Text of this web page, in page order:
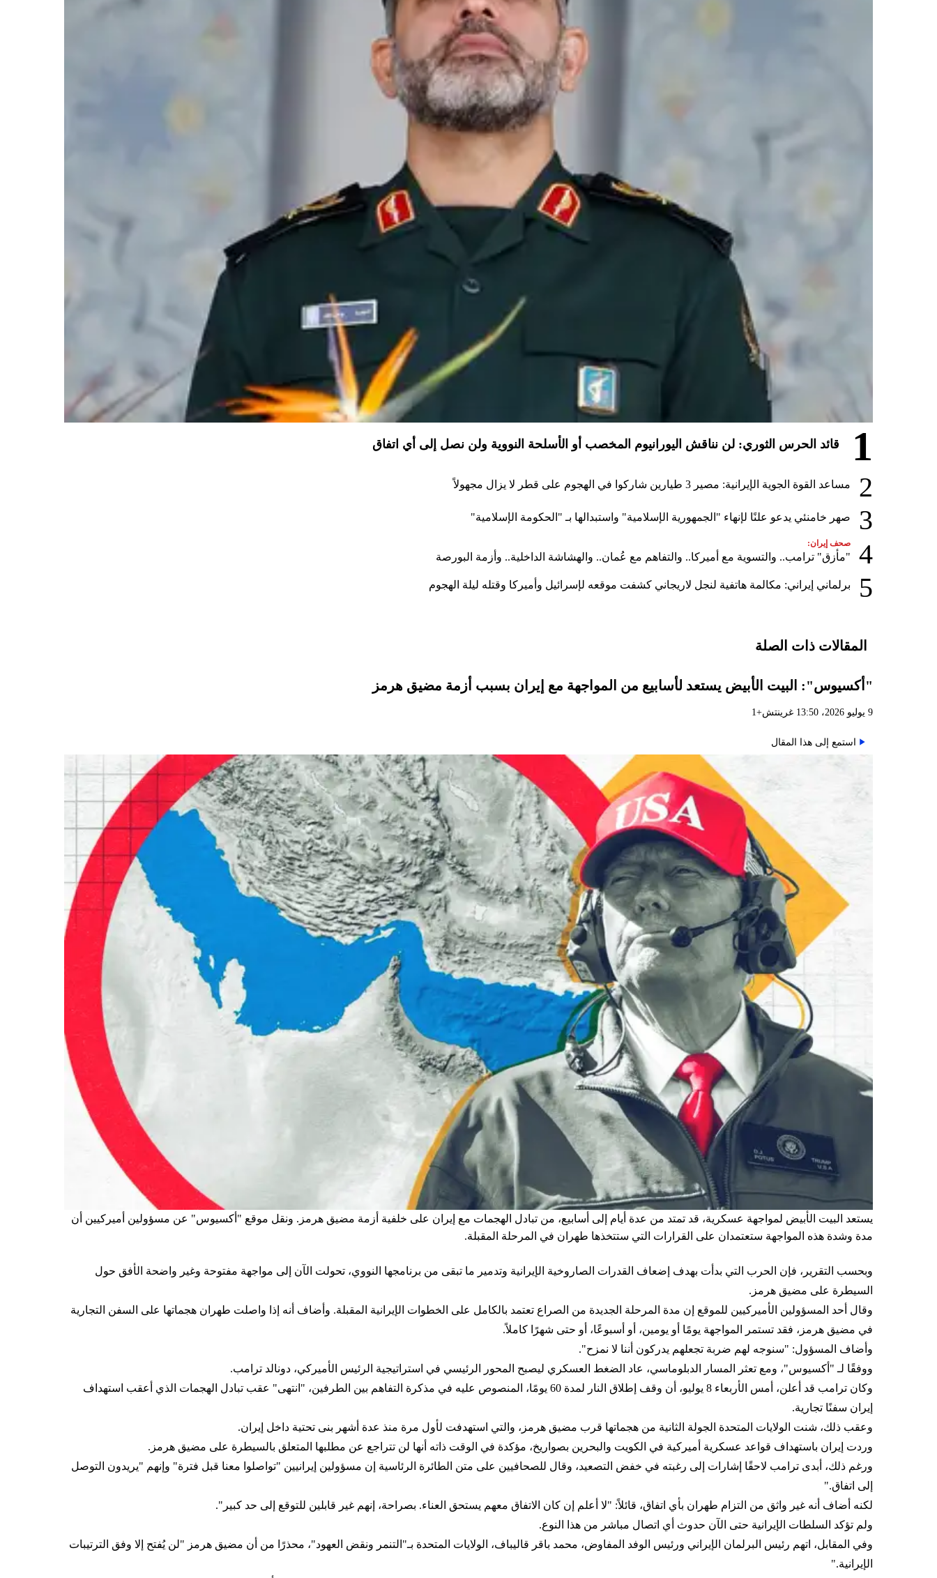
1 قائد الحرس الثوري: لن نناقش اليورانيوم المخصب أو الأسلحة النووية ولن نصل إلى أي اتفاق
2 مساعد القوة الجوية الإيرانية: مصير 3 طيارين شاركوا في الهجوم على قطر لا يزال مجهولاً
3 صهر خامنئي يدعو علنًا لإنهاء "الجمهورية الإسلامية" واستبدالها بـ "الحكومة الإسلامية"
4 صحف إيران:
"مأزق" ترامب.. والتسوية مع أميركا.. والتفاهم مع عُمان.. والهشاشة الداخلية.. وأزمة البورصة
5 برلماني إيراني: مكالمة هاتفية لنجل لاريجاني كشفت موقعه لإسرائيل وأميركا وقتله ليلة الهجوم
المقالات ذات الصلة
"أكسيوس": البيت الأبيض يستعد لأسابيع من المواجهة مع إيران بسبب أزمة مضيق هرمز
9 يوليو 2026، 13:50 غرينتش+1
استمع إلى هذا المقال
يستعد البيت الأبيض لمواجهة عسكرية، قد تمتد من عدة أيام إلى أسابيع، من تبادل الهجمات مع إيران على خلفية أزمة مضيق هرمز. ونقل موقع "أكسيوس" عن مسؤولين أميركيين أن
مدة وشدة هذه المواجهة ستعتمدان على القرارات التي ستتخذها طهران في المرحلة المقبلة.
وبحسب التقرير، فإن الحرب التي بدأت بهدف إضعاف القدرات الصاروخية الإيرانية وتدمير ما تبقى من برنامجها النووي، تحولت الآن إلى مواجهة مفتوحة وغير واضحة الأفق حول
السيطرة على مضيق هرمز.
وقال أحد المسؤولين الأميركيين للموقع إن مدة المرحلة الجديدة من الصراع تعتمد بالكامل على الخطوات الإيرانية المقبلة. وأضاف أنه إذا واصلت طهران هجماتها على السفن التجارية
في مضيق هرمز، فقد تستمر المواجهة يومًا أو يومين، أو أسبوعًا، أو حتى شهرًا كاملاً.
وأضاف المسؤول: "سنوجه لهم ضربة تجعلهم يدركون أننا لا نمزح".
ووفقًا لـ "أكسيوس"، ومع تعثر المسار الدبلوماسي، عاد الضغط العسكري ليصبح المحور الرئيسي في استراتيجية الرئيس الأميركي، دونالد ترامب.
وكان ترامب قد أعلن، أمس الأربعاء 8 يوليو، أن وقف إطلاق النار لمدة 60 يومًا، المنصوص عليه في مذكرة التفاهم بين الطرفين، "انتهى" عقب تبادل الهجمات الذي أعقب استهداف
إيران سفنًا تجارية.
وعقب ذلك، شنت الولايات المتحدة الجولة الثانية من هجماتها قرب مضيق هرمز، والتي استهدفت لأول مرة منذ عدة أشهر بنى تحتية داخل إيران.
وردت إيران باستهداف قواعد عسكرية أميركية في الكويت والبحرين بصواريخ، مؤكدة في الوقت ذاته أنها لن تتراجع عن مطلبها المتعلق بالسيطرة على مضيق هرمز.
ورغم ذلك، أبدى ترامب لاحقًا إشارات إلى رغبته في خفض التصعيد، وقال للصحافيين على متن الطائرة الرئاسية إن مسؤولين إيرانيين "تواصلوا معنا قبل فترة" وإنهم "يريدون التوصل
إلى اتفاق."
لكنه أضاف أنه غير واثق من التزام طهران بأي اتفاق، قائلاً: "لا أعلم إن كان الاتفاق معهم يستحق العناء. بصراحة، إنهم غير قابلين للتوقع إلى حد كبير".
ولم تؤكد السلطات الإيرانية حتى الآن حدوث أي اتصال مباشر من هذا النوع.
وفي المقابل، اتهم رئيس البرلمان الإيراني ورئيس الوفد المفاوض، محمد باقر قاليباف، الولايات المتحدة بـ"التنمر ونقض العهود"، محذرًا من أن مضيق هرمز "لن يُفتح إلا وفق الترتيبات
الإيرانية."